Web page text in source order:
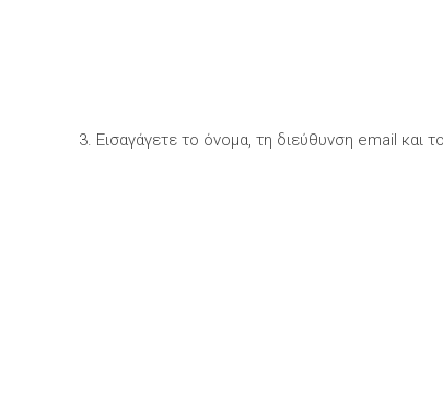
3. Εισαγάγετε το όνομα, τη διεύθυνση email και